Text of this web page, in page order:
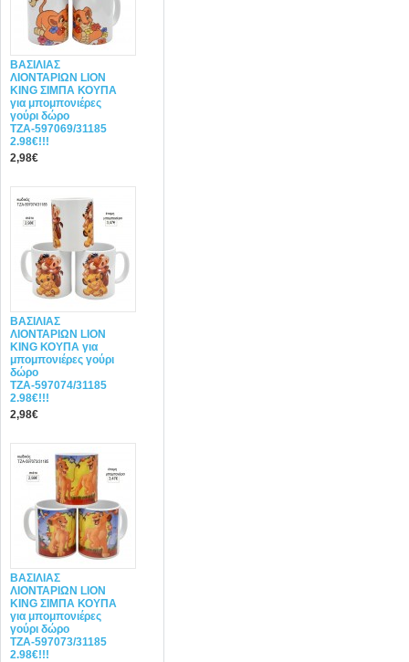
ΒΑΣΙΛΙΑΣ
ΛΙΟΝΤΑΡΙΩΝ LION
KING ΣΙΜΠΑ ΚΟΥΠΑ
για μπομπονιέρες
γούρι δώρο
ΤΖΑ-597069/31185
2.98€!!!
2,98€
ΒΑΣΙΛΙΑΣ
ΛΙΟΝΤΑΡΙΩΝ LION
KING ΚΟΥΠΑ για
μπομπονιέρες γούρι
δώρο
ΤΖΑ-597074/31185
2.98€!!!
2,98€
ΒΑΣΙΛΙΑΣ
ΛΙΟΝΤΑΡΙΩΝ LION
KING ΣΙΜΠΑ ΚΟΥΠΑ
για μπομπονιέρες
γούρι δώρο
ΤΖΑ-597073/31185
2.98€!!!